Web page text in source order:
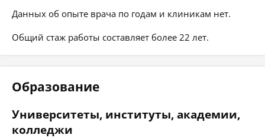
Данных об опыте врача по годам и клиникам нет.
Общий стаж работы составляет более 22 лет.
Образование
Университеты, институты, академии,
колледжи